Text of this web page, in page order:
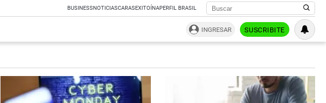
BUSINESSNOTICIASCARASEXITOÍNAPERFIL BRASIL
INGRESAR SUSCRIBITE